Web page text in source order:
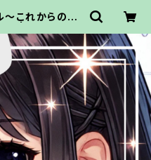
〜これからの未
ト